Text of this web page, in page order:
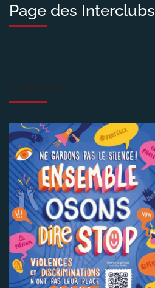
Page des Interclubs